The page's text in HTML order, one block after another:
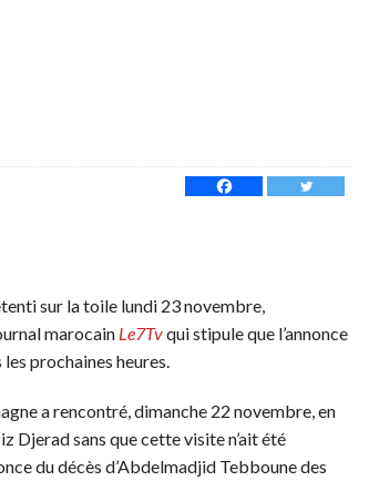
sur la toile lundi 23 novembre,
marocain Le7Tvqui stipule que l’annonce
prochaines heures.
a rencontré, dimanche 22 novembre, en
Djerad sans que cette visite n’ait été
du décès d’Abdelmadjid Tebboune des